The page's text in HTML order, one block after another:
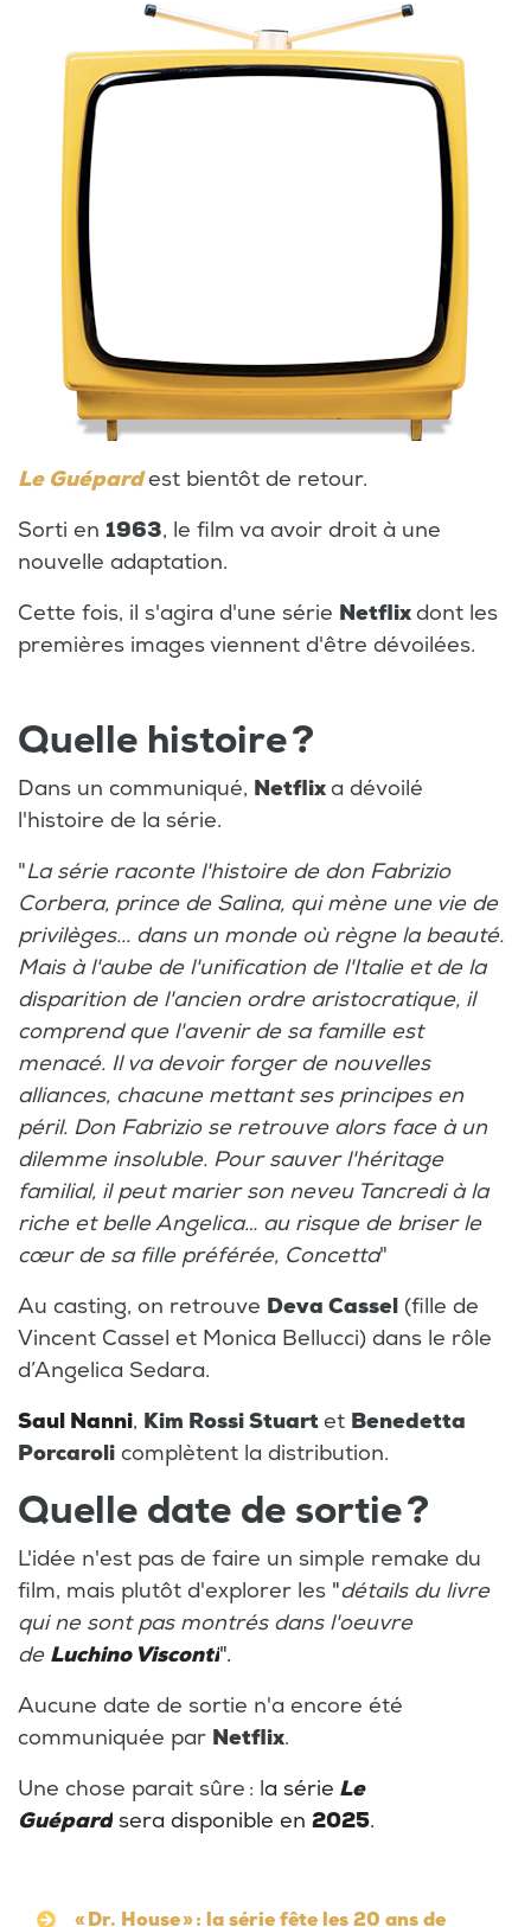
Le Guépardest bientôt de retour.
Sorti en 1963, le film va avoir droit à une
nouvelle adaptation.
Cette fois, il s'agira d'une série Netflixdont les
premières images viennent d'être dévoilées.
Quelle histoire ?
Dans un communiqué, Netflixa dévoilé
l'histoire de la série.
"La série raconte l'histoire de don Fabrizio
Corbera, prince de Salina, qui mène une vie de
privilèges... dans un monde où règne la beauté.
Mais à l'aube de l'unification de l'Italie et de la
disparition de l'ancien ordre aristocratique, il
comprend que l'avenir de sa famille est
menacé. Il va devoir forger de nouvelles
alliances, chacune mettant ses principes en
péril. Don Fabrizio se retrouve alors face à un
dilemme insoluble. Pour sauver l'héritage
familial, il peut marier son neveu Tancredi à la
riche et belle Angelica… au risque de briser le
cœur de sa fille préférée, Concetta"
Au casting, on retrouve Deva Cassel (fille de
Vincent Cassel et Monica Bellucci) dans le rôle
d’Angelica Sedara.
Saul Nanni, Kim Rossi Stuartet Benedetta
Porcaroli complètent la distribution.
Quelle date de sortie ?
L'idée n'est pas de faire un simple remake du
film, mais plutôt d'explorer les "détails du livre
qui ne sont pas montrés dans l'oeuvre
de Luchino Visconti".
Aucune date de sortie n'a encore été
communiquée par Netflix.
Une chose parait sûre : la série Le
Guépard sera disponible en 2025.
« Dr. House » : la série fête les 20 ans de